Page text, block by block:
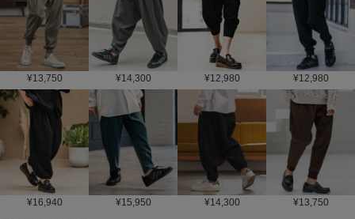
¥13,750 ¥14,300 ¥12,980 ¥12,980
¥16,940 ¥15,950 ¥14,300 ¥13,750